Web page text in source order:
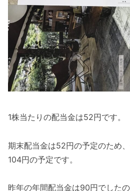
1株当たりの配当金は52円です。
期末配当金は52円の予定のため
104円の予定です。
昨年の年間配当金は90円でした